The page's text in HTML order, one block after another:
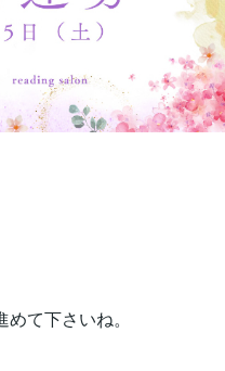
て下さいね。